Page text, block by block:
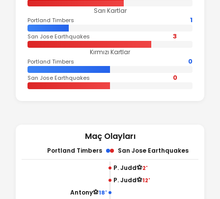
Sarı Kartlar
Portland Timbers 1
San Jose Earthquakes 3
Kırmızı Kartlar
Portland Timbers 0
San Jose Earthquakes 0
Maç Olayları
Portland Timbers San Jose Earthquakes
P. Judd⚽2'
P. Judd⚽12'
18'
⚽
Antony